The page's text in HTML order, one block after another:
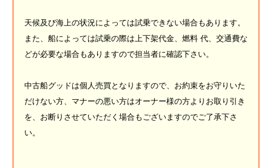
天候及び海上の状況によっては試乗できない場合もあります。
また、船によっては試乗の際は上下架代金、燃料 代、交通費な
どが必要な場合もありますので担当者に確認下さい。
中古船グッドは個人売買となりますので、お約束をお守りいた
だけない方、マナーの悪い方はオーナー様の方よりお取り引き
を、お断りさせていただく場合もございますのでご了承下さ
い。